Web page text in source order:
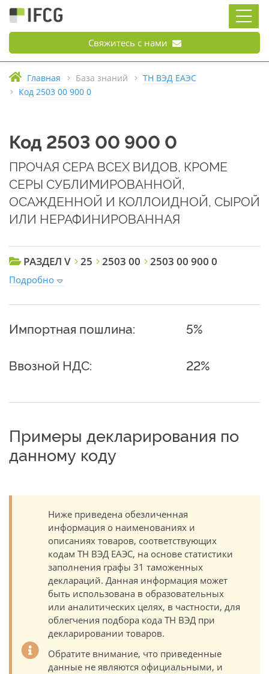
Свяжитесь с нами
Главная База знаний
ТН ВЭД ЕАЭС
Код 2503 00 900 0
Код 2503 00 900 0
ПРОЧАЯ СЕРА ВСЕХ ВИДОВ, КРОМЕ
СЕРЫ СУБЛИМИРОВАННОЙ,
ОСАЖДЕННОЙ И КОЛЛОИДНОЙ, СЫРОЙ
ИЛИ НЕРАФИНИРОВАННАЯ
РАЗДЕЛ V 25 2503 00 2503 00 900 0
Подробно
Импортная пошлина: 5%
Ввозной НДС: 22%
Примеры декларирования по
данному коду
Ниже приведена обезличенная
информация о наименованиях и
описаниях товаров, соответствующих
кодам ТН ВЭД ЕАЭС, на основе статистики
заполнения графы 31 таможенных
деклараций. Данная информация может
быть использована в образовательных
или аналитических целях, в частности, для
облегчения подбора кода ТН ВЭД при
декларировании товаров.
Обратите внимание, что приведенные
данные не являются официальными, и